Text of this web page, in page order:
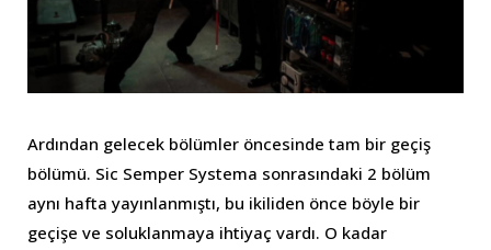
Ardından gelecek bölümler öncesinde tam bir geçiş
bölümü. Sic Semper Systema sonrasındaki 2 bölüm
aynı hafta yayınlanmıştı, bu ikiliden önce böyle bir
geçişe ve soluklanmaya ihtiyaç vardı. O kadar